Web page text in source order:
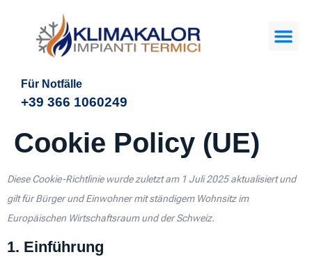
Für Notfälle
+39 366 1060249
Cookie Policy (UE)
Diese Cookie-Richtlinie wurde zuletzt am 1 Juli 2025 aktualisiert und
gilt für Bürger und Einwohner mit ständigem Wohnsitz im
Europäischen Wirtschaftsraum und der Schweiz.
1. Einführung